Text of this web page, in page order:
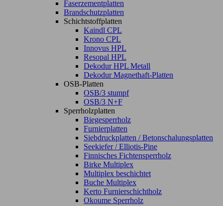
Faserzementplatten
Brandschutzplatten
Schichtstoffplatten
Kaindl CPL
Krono CPL
Innovus HPL
Resopal HPL
Dekodur HPL Metall
Dekodur Magnethaft-Platten
OSB-Platten
OSB/3 stumpf
OSB/3 N+F
Sperrholzplatten
Biegesperrholz
Furnierplatten
Siebdruckplatten / Betonschalungsplatten
Seekiefer / Elliotis-Pine
Finnisches Fichtensperrholz
Birke Multiplex
Multiplex beschichtet
Buche Multiplex
Kerto Furnierschichtholz
Okoume Sperrholz